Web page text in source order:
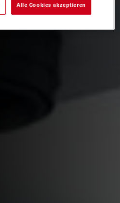
Alle Cookies akzeptieren